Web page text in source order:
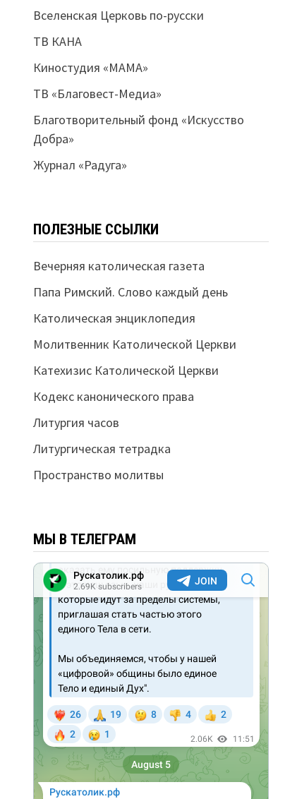
Вселенская Церковь по-русски
ТВ КАНА
Киностудия «МАМА»
ТВ «Благовест-Медиа»
Благотворительный фонд «Искусство
Добра»
Журнал «Радуга»
ПОЛЕЗНЫЕ ССЫЛКИ
Вечерняя католическая газета
Папа Римский. Слово каждый день
Католическая энциклопедия
Молитвенник Католической Церкви
Катехизис Католической Церкви
Кодекс канонического права
Литургия часов
Литургическая тетрадка
Пространство молитвы
МЫ В ТЕЛЕГРАМ